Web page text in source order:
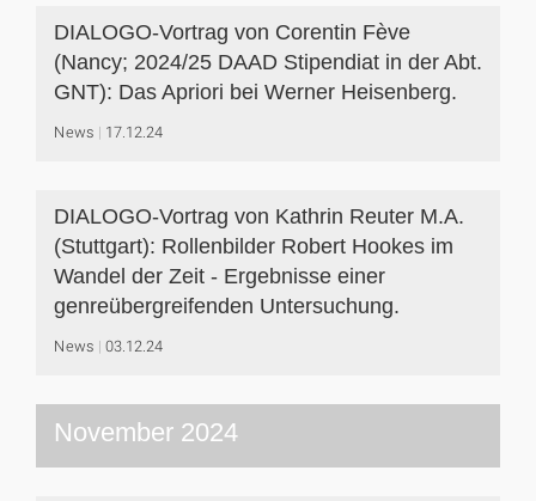
DIALOGO-Vortrag von Corentin Fève
(Nancy; 2024/25 DAAD Stipendiat in der Abt.
GNT): Das Apriori bei Werner Heisenberg.
News 17.12.24
DIALOGO-Vortrag von Kathrin Reuter M.A.
(Stuttgart): Rollenbilder Robert Hookes im
Wandel der Zeit - Ergebnisse einer
genreübergreifenden Untersuchung.
News 03.12.24
November 2024